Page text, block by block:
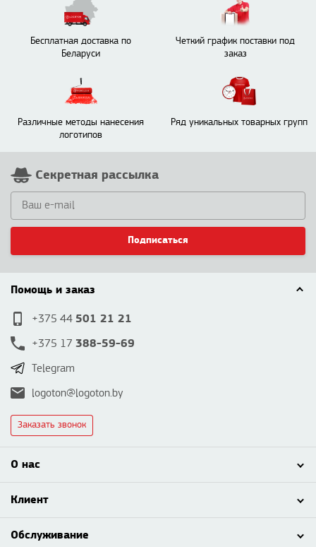
Бесплатная доставка по
Беларуси
Четкий график поставки под
заказ
Различные методы нанесения
логотипов
Ряд уникальных товарных групп
Секретная рассылка
Подписаться
Помощь и заказ
+375 44 501 21 21
+375 17 388-59-69
Telegram
logoton@logoton.by
Заказать звонок
О нас
Клиент
Обслуживание